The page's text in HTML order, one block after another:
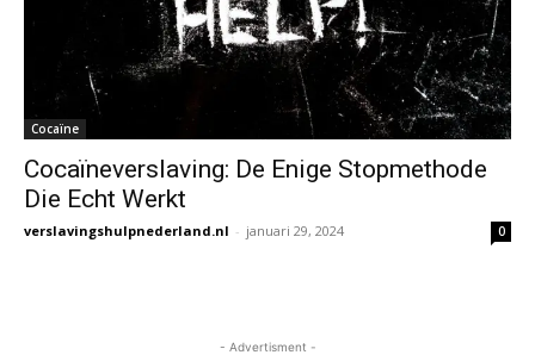
Cocaïne
Cocaïneverslaving: De Enige Stopmethode
Die Echt Werkt
verslavingshulpnederland.nl - januari 29, 2024 0
- Advertisment -